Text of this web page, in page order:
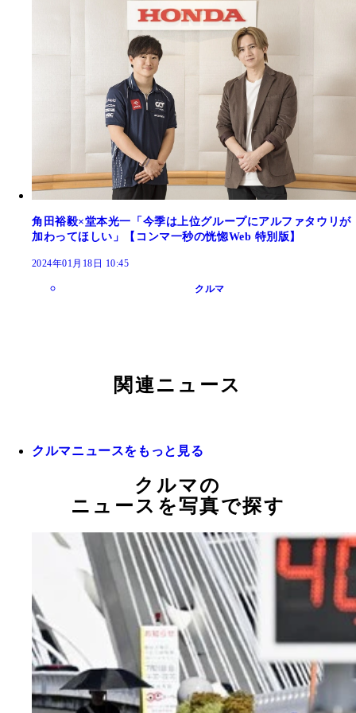
角田裕毅×堂本光一「今季は上位グループにアルファタウリが
加わってほしい」【コンマ一秒の恍惚Web 特別版】
2024年01月18日 10:45
クルマ
関連ニュース
クルマニュースをもっと見る
クルマの
ニュースを写真で探す